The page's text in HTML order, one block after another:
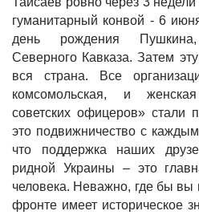
гуманитарный конвой - 6
день рождения
Северного Кавказа. Затем
вся страна. Все
комсомольская, и
советских офицеров» стали
это подвижничество с
что поддержка наших
ридной Украины – это
человека. Неважно, где бы
фронте имеет историческое